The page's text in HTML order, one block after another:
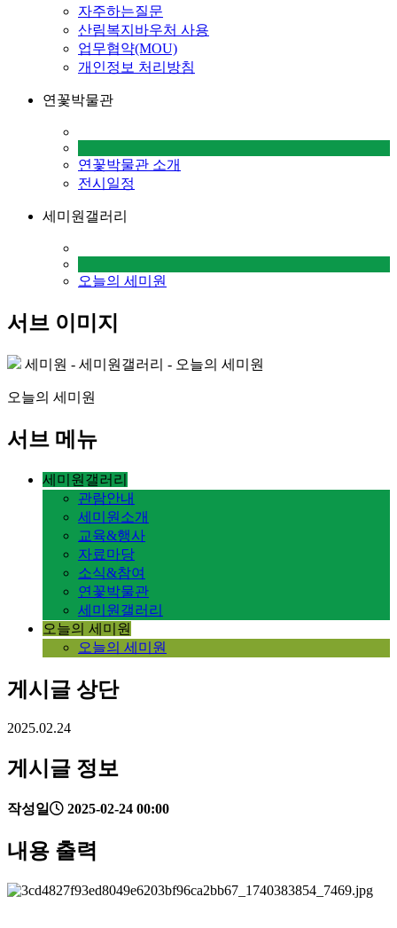
자주하는질문
산림복지바우처 사용
업무협약(MOU)
개인정보 처리방침
연꽃박물관
연꽃박물관 소개
전시일정
세미원갤러리
오늘의 세미원
서브 이미지
세미원 - 세미원갤러리 - 오늘의 세미원
오늘의 세미원
서브 메뉴
세미원갤러리
관람안내
세미원소개
교육&행사
자료마당
소식&참여
연꽃박물관
세미원갤러리
오늘의 세미원
오늘의 세미원
게시글 상단
2025.02.24
게시글 정보
작성일 2025-02-24 00:00
내용 출력